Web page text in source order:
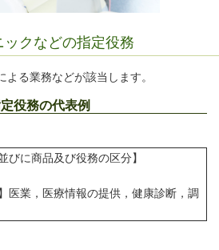
クなどの指定役務
る業務などが該当します。
役務の代表例
びに商品及び役務の区分】
医業，医療情報の提供，健康診断，調